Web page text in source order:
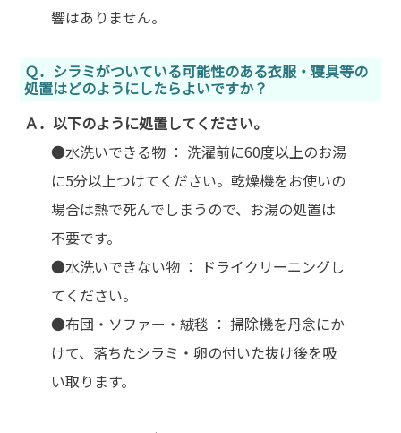
響はありません。
Ｑ．シラミがついている可能性のある衣服・寝具等の
処置はどのようにしたらよいですか？
Ａ．以下のように処置してください。
●水洗いできる物 ： 洗濯前に60度以上のお湯
に5分以上つけてください。乾燥機をお使いの
場合は熱で死んでしまうので、お湯の処置は
不要です。
●水洗いできない物 ： ドライクリーニングし
てください。
●布団・ソファー・絨毯 ： 掃除機を丹念にか
けて、落ちたシラミ・卵の付いた抜け後を吸
い取ります。